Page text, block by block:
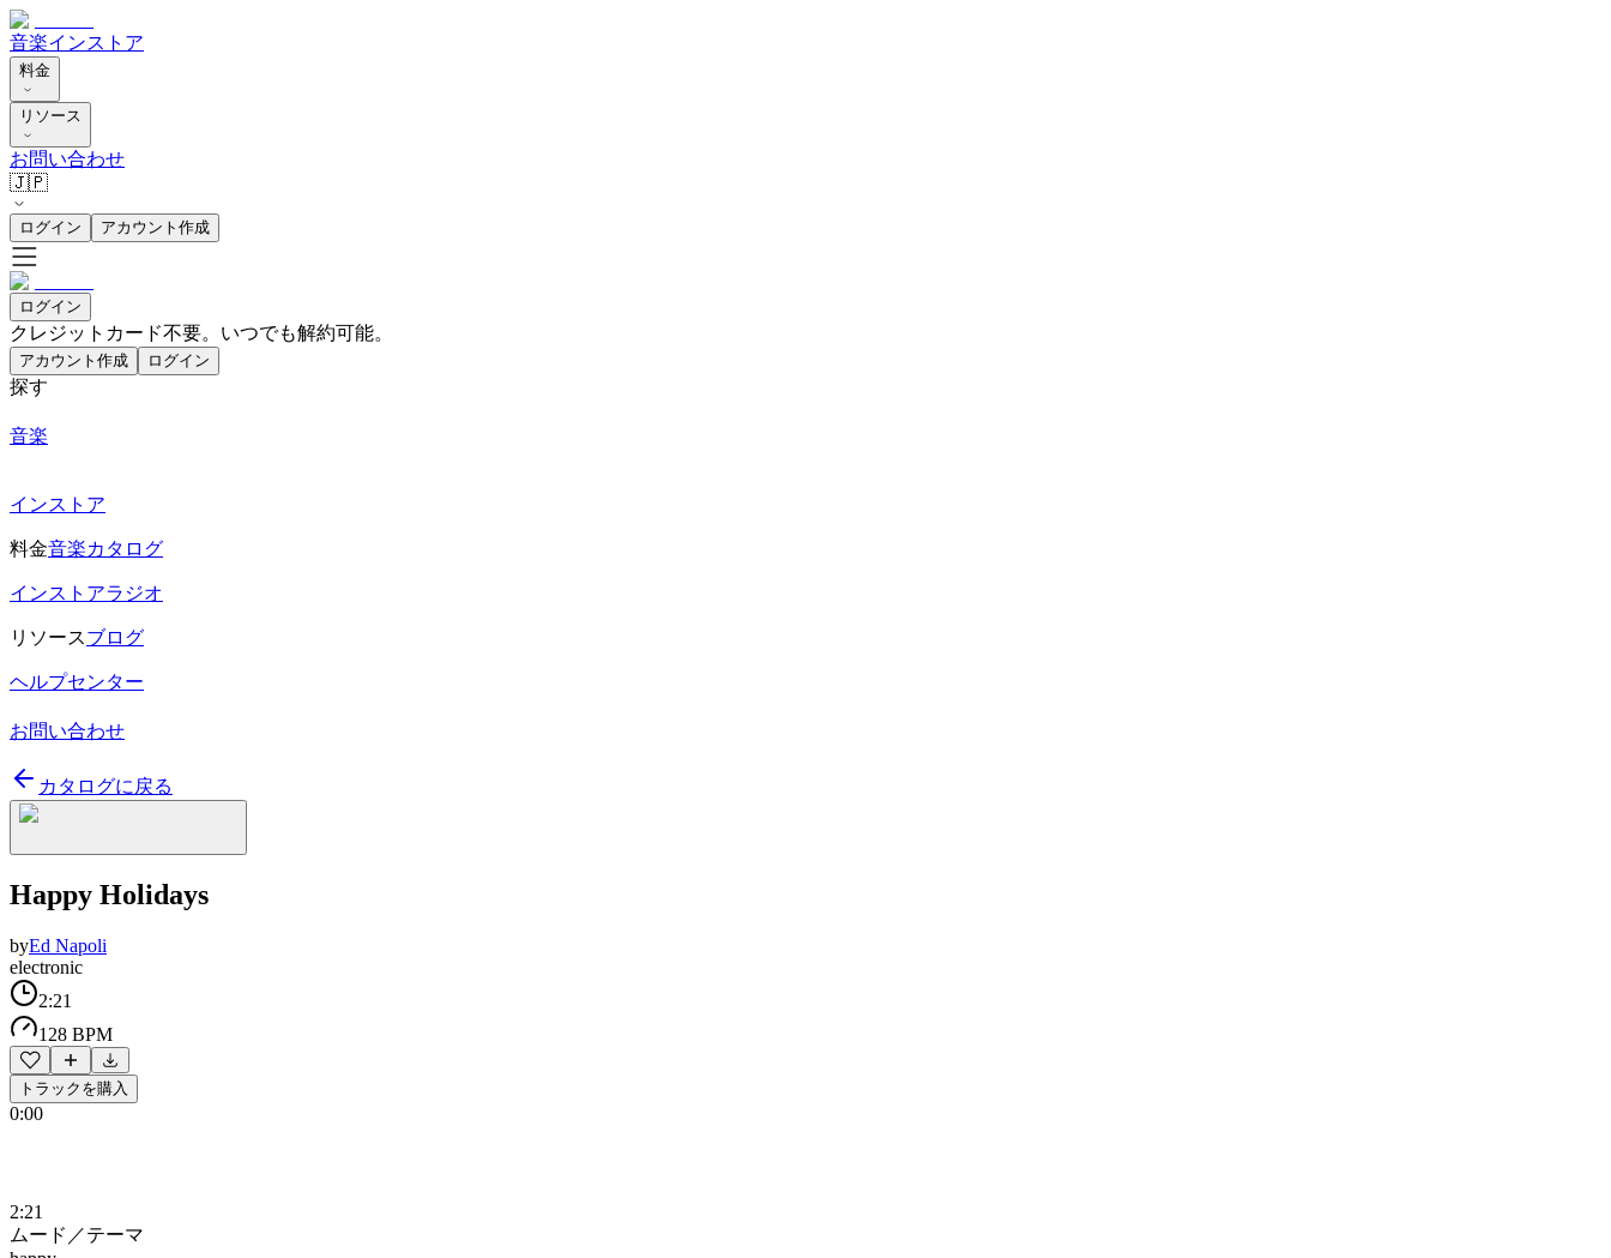
音楽インストア
料金
リソース
お問い合わせ
🇯🇵
ログイン アカウント作成
ログイン
クレジットカード不要。いつでも解約可能。
アカウント作成 ログイン
探す
音楽
インストア
料金音楽カタログ
インストアラジオ
リソースブログ
ヘルプセンター
お問い合わせ
カタログに戻る
Happy Holidays
byEd Napoli
electronic
2:21
128 BPM
トラックを購入
0:00
2:21
ムード／テーマ